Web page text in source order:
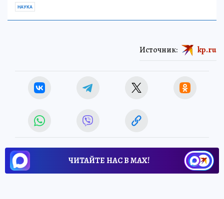
НАУКА
Источник: kp.ru
ЧИТАЙТЕ НАС В МАХ!